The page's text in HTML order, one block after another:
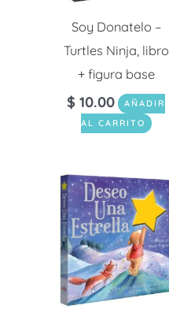
Soy Donatelo –
Turtles Ninja, libro
+ figura base
$ 10.00
AÑADIR
AL CARRITO